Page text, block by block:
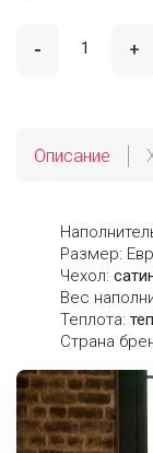
- +
Описание
Размер:
Чехол:
Вес
Теплота:
Страна